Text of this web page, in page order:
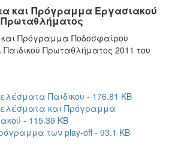
και Πρόγραμμα Εργασιακού
Πρωταθλήματος
Πρόγραμμα Ποδοσφαίρου
Πρωταθλήματος 2011 του
Παιδικου - 176.81 KB
και Πρόγραμμα
- 115.39 KB
των play-off - 93.1 KB